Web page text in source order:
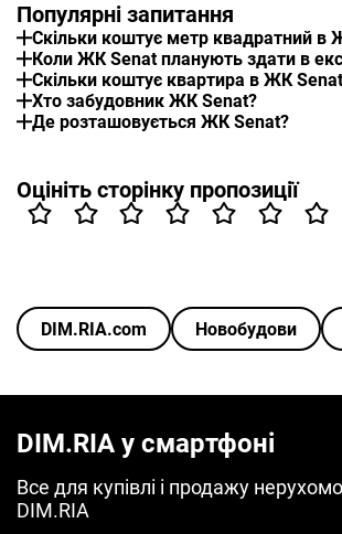
Популярні запитання
Скільки коштує метр квадратний в
Коли ЖК Senat планують здати в
Скільки коштує квартира в ЖК
Хто забудовник ЖК Senat?
Де розташовується ЖК Senat?
Оцініть сторінку пропозиції
DIM.RIA.com Новобудови
DIM.RIA у смартфоні
Все для купівлі і продажу
DIM.RIA